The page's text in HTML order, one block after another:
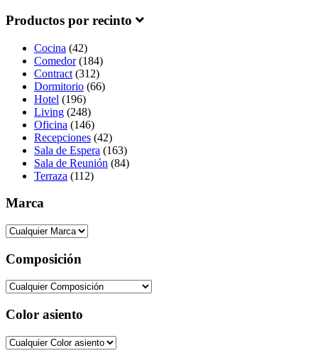
Productos por recinto
Cocina (42)
Comedor(184)
Contract (312)
Dormitorio (66)
Hotel (196)
Living (248)
Oficina (146)
Recepciones (42)
Sala de Espera (163)
Sala de Reunión (84)
Terraza (112)
Marca
Composición
Color asiento